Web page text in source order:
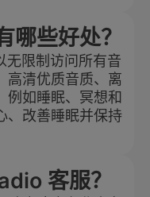
哪些好处？
无限制访问所有音
高清优质音质、离
例如睡眠、冥想和
、改善睡眠并保持
客服？